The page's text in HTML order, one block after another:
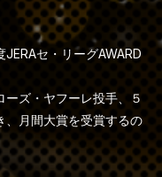
セ・リーグAWARD
ズ・ヤフーレ投手、５
、月間大賞を受賞するの